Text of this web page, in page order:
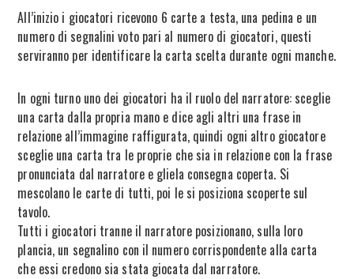
All’inizio i giocatori ricevono 6 carte a testa, una pedina e un
numero di segnalini voto pari al numero di giocatori, questi
serviranno per identificare la carta scelta durante ogni manche.
In ogni turno uno dei giocatori ha il ruolo del narratore: sceglie
una carta dalla propria mano e dice agli altri una frase in
relazione all’immagine raffigurata, quindi ogni altro giocatore
sceglie una carta tra le proprie che sia in relazione con la frase
pronunciata dal narratore e gliela consegna coperta. Si
mescolano le carte di tutti, poi le si posiziona scoperte sul
tavolo.
Tutti i giocatori tranne il narratore posizionano, sulla loro
plancia, un segnalino con il numero corrispondente alla carta
che essi credono sia stata giocata dal narratore.